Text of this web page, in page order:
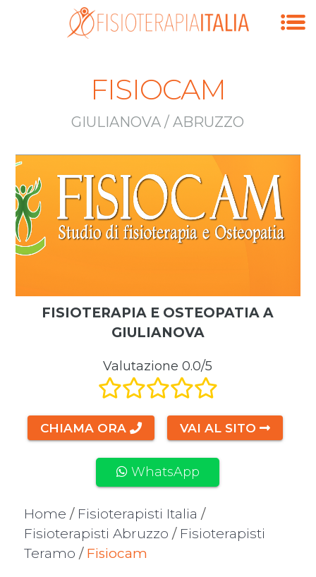
FISIOCAM
GIULIANOVA / ABRUZZO
FISIOTERAPIA E OSTEOPATIA A
GIULIANOVA
Valutazione 0.0/5
CHIAMA ORA VAI AL SITO
WhatsApp
Home / Fisioterapisti Italia /
Fisioterapisti Abruzzo / Fisioterapisti
Teramo / Fisiocam